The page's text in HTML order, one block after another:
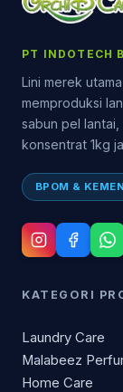
PT INDOTECH
Lini merek
memproduksi
sabun pel
konsentrat 1kg
BPOM &
KATEGORI
Laundry Care
Malabeez
Home Care